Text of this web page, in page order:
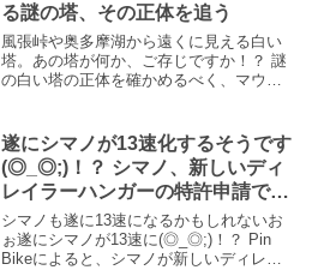
る謎の塔、その正体を追う
風張峠や奥多摩湖から遠くに見える白い
塔。あの塔が何か、ご存じですか！？ 謎
の白い塔の正体を確かめるべく、マウン
て、どういった意味があるのか? その正
体を追いました。
遂にシマノが13速化するそうです
(◎_◎;)！？ シマノ、新しいディ
レイラーハンガーの特許申請で13
速化の流れに乗る
シマノも遂に13速になるかもしれないお
ぉ遂にシマノが13速に(◎_◎;)！？ Pin
Bikeによると、シマノが新しいディレイ